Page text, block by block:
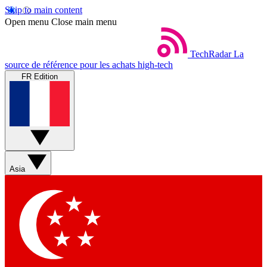
Skip to main content
Open menu Close main menu
TechRadar La
source de référence pour les achats high-tech
FR Edition
Asia